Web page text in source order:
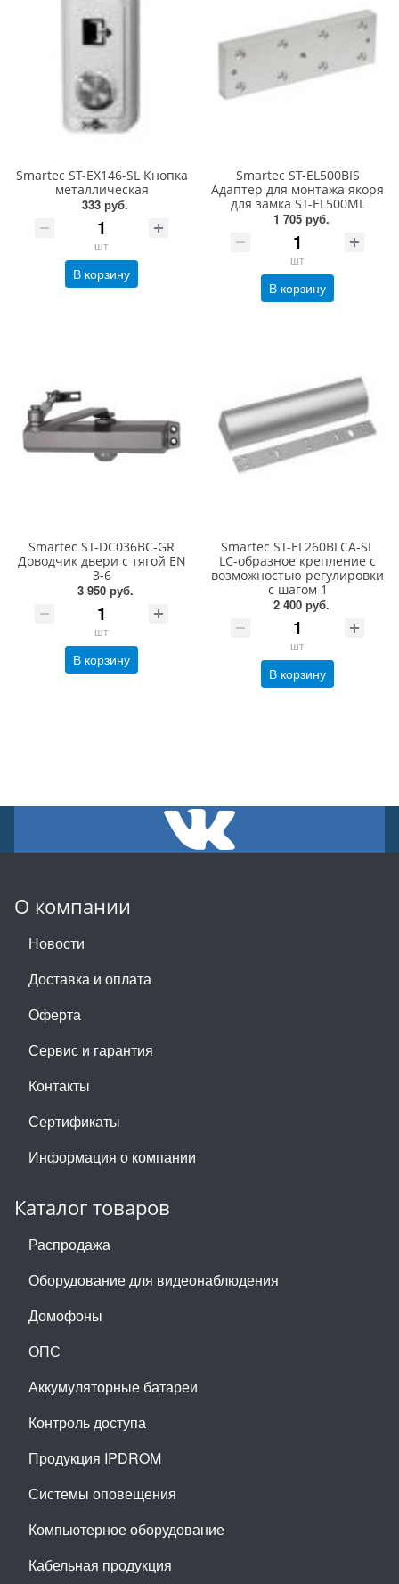
Smartec ST-EX146-SL Кнопка
металлическая
333 руб.
шт
В корзину
Smartec ST-EL500BIS
Адаптер для монтажа якоря
для замка ST-EL500ML
1 705 руб.
шт
В корзину
Smartec ST-DC036BC-GR
Доводчик двери c тягой EN
3-6
3 950 руб.
шт
В корзину
Smartec ST-EL260BLCA-SL
LC-образное крепление с
возможностью регулировки
с шагом 1
2 400 руб.
шт
В корзину
О компании
Новости
Доставка и оплата
Оферта
Сервис и гарантия
Контакты
Сертификаты
Информация о компании
Каталог товаров
Распродажа
Оборудование для видеонаблюдения
Домофоны
ОПС
Аккумуляторные батареи
Контроль доступа
Продукция IPDROM
Системы оповещения
Компьютерное оборудование
Кабельная продукция